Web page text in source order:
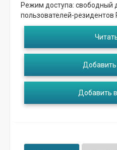
Режим доступа: свободный
пользователей-резидентов
Добавить
Добавить